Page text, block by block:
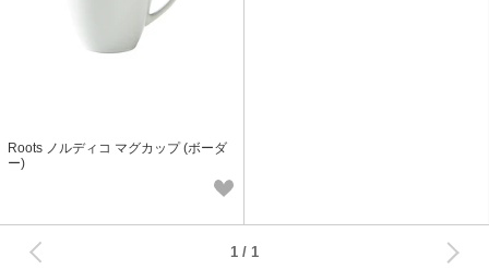
Roots ノルディコ マグカップ (ボーダ
ー)
1